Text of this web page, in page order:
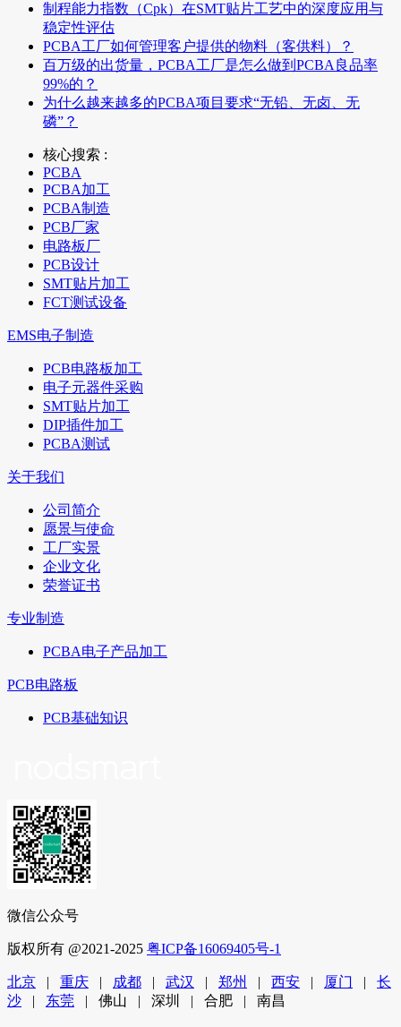
制程能力指数（Cpk）在SMT贴片工艺中的深度应用与
稳定性评估
PCBA工厂如何管理客户提供的物料（客供料）？
百万级的出货量，PCBA工厂是怎么做到PCBA良品率
99%的？
为什么越来越多的PCBA项目要求“无铅、无卤、无
磷”？
核心搜索 :
PCBA
PCBA加工
PCBA制造
PCB厂家
电路板厂
PCB设计
SMT贴片加工
FCT测试设备
EMS电子制造
PCB电路板加工
电子元器件采购
SMT贴片加工
DIP插件加工
PCBA测试
关于我们
公司简介
愿景与使命
工厂实景
企业文化
荣誉证书
专业制造
PCBA电子产品加工
PCB电路板
PCB基础知识
微信公众号
版权所有 @2021-2025 粤ICP备16069405号-1
北京 | 重庆 | 成都 | 武汉 | 郑州 | 西安 | 厦门 | 长
沙 | 东莞 | 佛山 | 深圳 | 合肥 | 南昌